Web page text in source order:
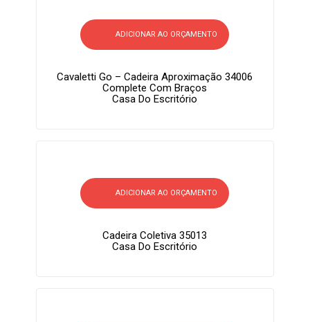
ADICIONAR AO ORÇAMENTO
Cavaletti Go – Cadeira Aproximação 34006
Complete Com Braços
Casa Do Escritório
ADICIONAR AO ORÇAMENTO
Cadeira Coletiva 35013
Casa Do Escritório